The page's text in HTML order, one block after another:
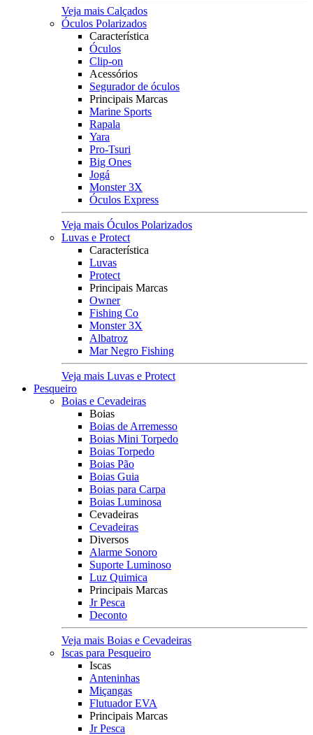
Veja mais Calçados
Óculos Polarizados
Característica
Óculos
Clip-on
Acessórios
Segurador de óculos
Principais Marcas
Marine Sports
Rapala
Yara
Pro-Tsuri
Big Ones
Jogá
Monster 3X
Óculos Express
Veja mais Óculos Polarizados
Luvas e Protect
Característica
Luvas
Protect
Principais Marcas
Owner
Fishing Co
Monster 3X
Albatroz
Mar Negro Fishing
Veja mais Luvas e Protect
Pesqueiro
Boias e Cevadeiras
Boias
Boias de Arremesso
Boias Mini Torpedo
Boias Torpedo
Boias Pão
Boias Guia
Boias para Carpa
Boias Luminosa
Cevadeiras
Cevadeiras
Diversos
Alarme Sonoro
Suporte Luminoso
Luz Quimica
Principais Marcas
Jr Pesca
Deconto
Veja mais Boias e Cevadeiras
Iscas para Pesqueiro
Iscas
Anteninhas
Miçangas
Flutuador EVA
Principais Marcas
Jr Pesca